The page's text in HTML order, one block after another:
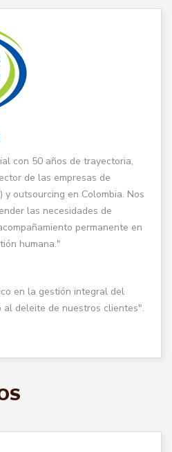
con 50 años de trayectoria,
de las empresas de
outsourcing en Colombia. Nos
las necesidades de
permanente en
humana."
en la gestión integral del
al deleite de nuestros clientes".